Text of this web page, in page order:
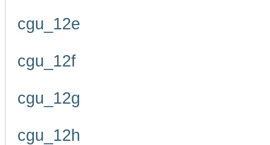
cgu_12e
cgu_12f
cgu_12g
cgu_12h